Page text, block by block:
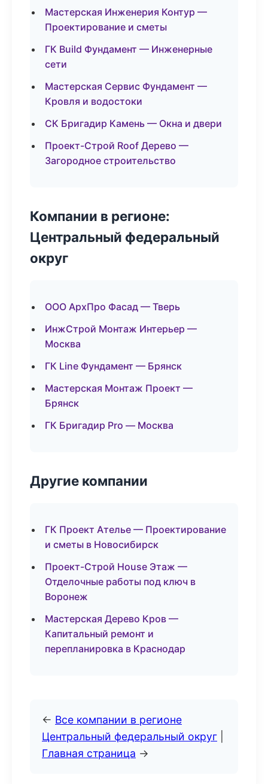
Мастерская Инженерия Контур —
Проектирование и сметы
ГК Build Фундамент — Инженерные
сети
Мастерская Сервис Фундамент —
Кровля и водостоки
СК Бригадир Камень — Окна и двери
Проект-Строй Roof Дерево —
Загородное строительство
Компании в регионе:
Центральный федеральный
округ
ООО АрхПро Фасад — Тверь
ИнжСтрой Монтаж Интерьер —
Москва
ГК Line Фундамент — Брянск
Мастерская Монтаж Проект —
Брянск
ГК Бригадир Pro — Москва
Другие компании
ГК Проект Ателье — Проектирование
и сметы в Новосибирск
Проект-Строй House Этаж —
Отделочные работы под ключ в
Воронеж
Мастерская Дерево Кров —
Капитальный ремонт и
перепланировка в Краснодар
← Все компании в регионе
Центральный федеральный округ
Главная страница →